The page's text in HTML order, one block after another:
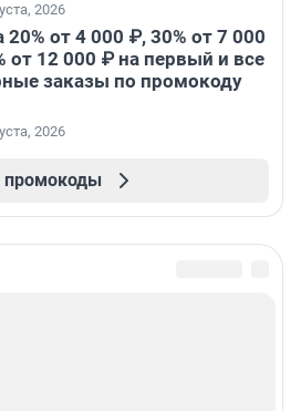
2026
20% от 4 000 ₽, 30% от 7 000
от 12 000 ₽ на первый и все
заказы по промокоду
2026
промокоды